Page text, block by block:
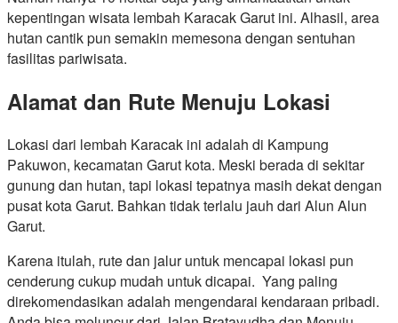
kepentingan wisata lembah Karacak Garut ini. Alhasil, area
hutan cantik pun semakin memesona dengan sentuhan
fasilitas pariwisata.
Alamat dan Rute Menuju Lokasi
Lokasi dari lembah Karacak ini adalah di Kampung
Pakuwon, kecamatan Garut kota. Meski berada di sekitar
gunung dan hutan, tapi lokasi tepatnya masih dekat dengan
pusat kota Garut. Bahkan tidak terlalu jauh dari Alun Alun
Garut.
Karena itulah, rute dan jalur untuk mencapai lokasi pun
cenderung cukup mudah untuk dicapai. Yang paling
direkomendasikan adalah mengendarai kendaraan pribadi.